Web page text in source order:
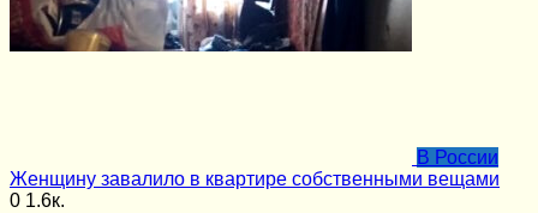
В России
Женщину завалило в квартире собственными вещами
0 1.6к.